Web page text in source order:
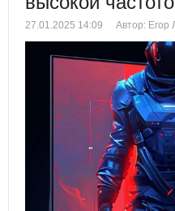
27.01.2025 14:09 Автор: Егор